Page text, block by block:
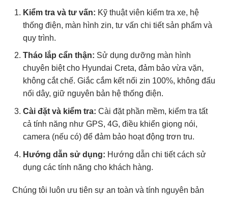
Kiểm tra và tư vấn: Kỹ thuật viên kiểm tra xe, hệ
thống điện, màn hình zin, tư vấn chi tiết sản phẩm và
quy trình.
Tháo lắp cẩn thận: Sử dụng dưỡng màn hình
chuyên biệt cho Hyundai Creta, đảm bảo vừa vặn,
không cắt chế. Giắc cắm kết nối zin 100%, không đấu
nối dây, giữ nguyên bản hệ thống điện.
Cài đặt và kiểm tra: Cài đặt phần mềm, kiểm tra tất
cả tính năng như GPS, 4G, điều khiển giọng nói,
camera (nếu có) để đảm bảo hoạt động trơn tru.
Hướng dẫn sử dụng: Hướng dẫn chi tiết cách sử
dụng các tính năng cho khách hàng.
Chúng tôi luôn ưu tiên sự an toàn và tính nguyên bản